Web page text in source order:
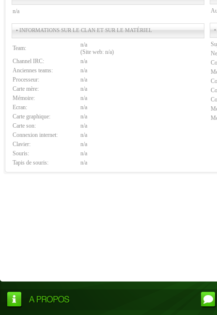
n/a
• INFORMATIONS SUR LE CLAN ET SUR LE MATÉRIEL
Team:
n/a
(Site web: n/a)
Channel IRC:
n/a
Anciennes teams:
n/a
Processeur:
n/a
Carte mère:
n/a
Mémoire:
n/a
Ecran:
n/a
Carte graphique:
n/a
Carte son:
n/a
Connexion internet:
n/a
Clavier:
n/a
Souris:
n/a
Tapis de souris:
n/a
•